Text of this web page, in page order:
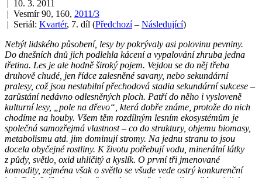
| 10. 3. 2011
| Vesmír 90, 160, 2011/3
| Seriál: Kvartér, 7. díl (Předchozí– Následující)
Nebýt lidského působení, lesy by pokrývaly asi polovinu pevniny.
Do dnešních dnů jich podlehla kácení a vypalování zhruba jedna
třetina. Les je ale hodně široký pojem. Vejdou se do něj třeba
druhově chudé, jen řídce zalesněné savany, nebo sekundární
pralesy, což jsou nestabilní přechodová stadia sekundární sukcese –
zarůstání nedávno odlesněných ploch. Patří do něho i vysloveně
kulturní lesy, „pole na dřevo“, která dobře známe, protože do nich
chodíme na houby. Všem těm rozdílným lesním ekosystémům je
společná samozřejmá vlastnost – co do struktury, objemu biomasy,
metabolismu atd. jim dominují stromy. Na jednu stranu to jsou
docela obyčejné rostliny. K životu potřebují vodu, minerální látky
z půdy, světlo, oxid uhličitý a kyslík. O první tři jmenované
komodity, zejména však o světlo se všude vede ostrý konkurenční